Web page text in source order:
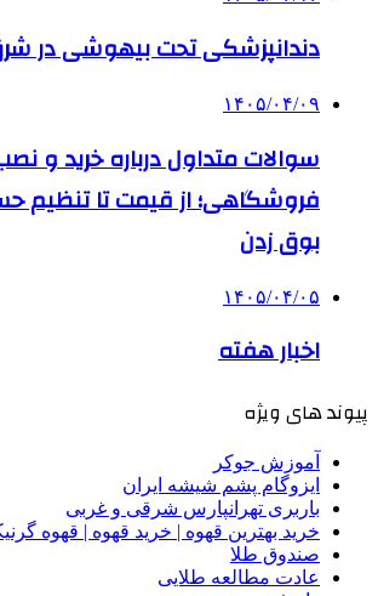
دندانپزشکی تحت بیهوشی در
۱۴۰۵/۰۴/۰۹
سوالات متداول درباره خرید و
فروشگاهی؛ از قیمت تا تنظیم
بوق زدن
۱۴۰۵/۰۴/۰۵
اخبار هفته
پیوند های ویژه
آموزش جوکر
ایزوگام پشم شیشه ایران
باربری تهرانپارس شرقی و غربی
خرید بهترین قهوه | خرید قهوه | قهوه
صندوق طلا
عادت مطالعه طلایی